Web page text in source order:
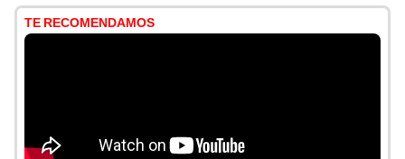
TE RECOMENDAMOS